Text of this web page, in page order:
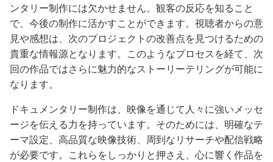
ンタリー制作には欠かせません。観客の反応を知ること
で、今後の制作に活かすことができます。視聴者からの意
見や感想は、次のプロジェクトの改善点を見つけるための
貴重な情報源となります。このようなプロセスを経て、次
回の作品ではさらに魅力的なストーリーテリングが可能に
なります。
ドキュメンタリー制作は、映像を通じて人々に強いメッセ
ージを伝える力を持っています。そのためには、明確なテ
ーマ設定、高品質な映像技術、周到なリサーチや配信戦略
が必要です。これらをしっかりと押さえ、心に響く作品を